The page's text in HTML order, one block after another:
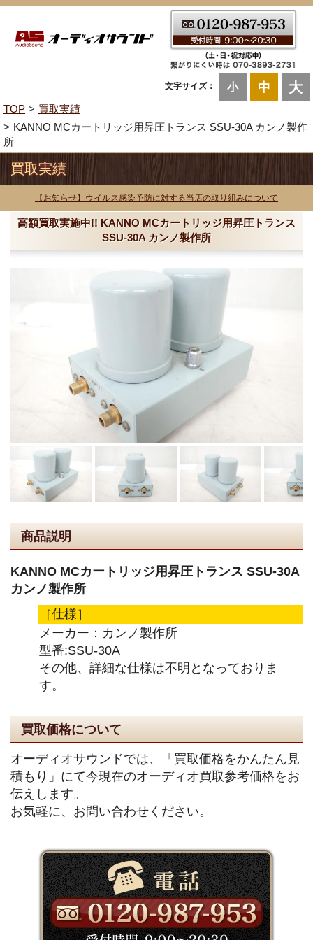
文字サイズ： 小 中 大
TOP
買取実績
KANNO MCカートリッジ用昇圧トランス SSU-30A カンノ製作
所
買取実績
【お知らせ】ウイルス感染予防に対する当店の取り組みについて
高額買取実施中!! KANNO MCカートリッジ用昇圧トランス
SSU-30A カンノ製作所
商品説明
KANNO MCカートリッジ用昇圧トランス SSU-30A
カンノ製作所
［仕様］
メーカー：カンノ製作所
型番:SSU-30A
その他、詳細な仕様は不明となっておりま
す。
買取価格について
オーディオサウンドでは、「買取価格をかんたん見
積もり」にて今現在のオーディオ買取参考価格をお
伝えします。
お気軽に、お問い合わせください。